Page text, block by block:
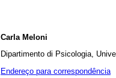
Carla Meloni
Dipartimento di Psicologia,
Endereço para correspondência